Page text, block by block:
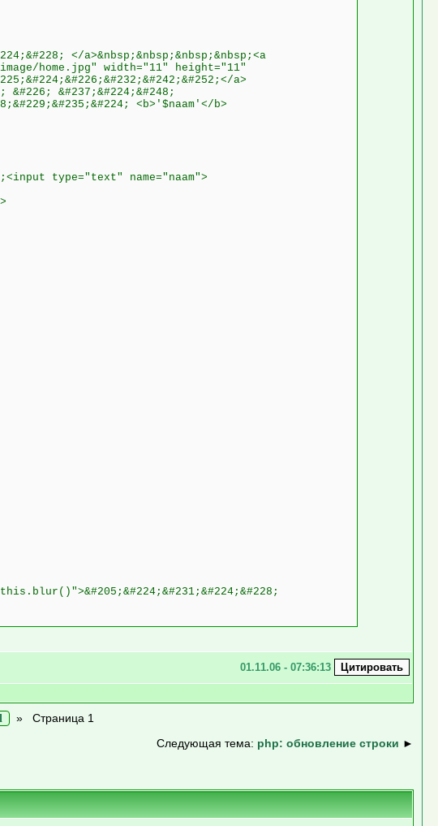
</a>&nbsp;&nbsp;&nbsp;&nbsp;<a
home.jpg" width="11" height="11"
a>
&#226; &#237;&#224;&#248;
<b>'$naam'</b>
type="text" name="naam">
01.11.06 - 07:36:13
» Страница 1
Следующая тема: php: обновление строки ►